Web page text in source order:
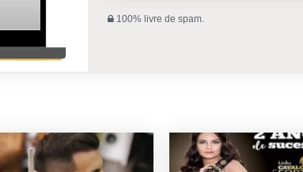
100% livre de spam.